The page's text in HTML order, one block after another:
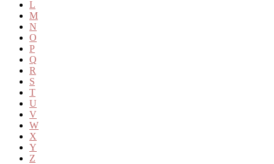
L
M
N
O
P
Q
R
S
T
U
V
W
X
Y
Z